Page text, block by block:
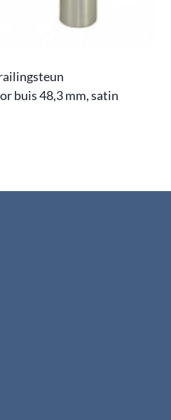
buis 48,3 mm, satin